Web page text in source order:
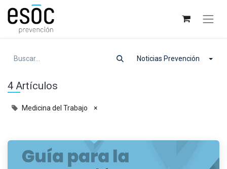
Noticias Prevención
4 Artículos
Medicina del Trabajo ×